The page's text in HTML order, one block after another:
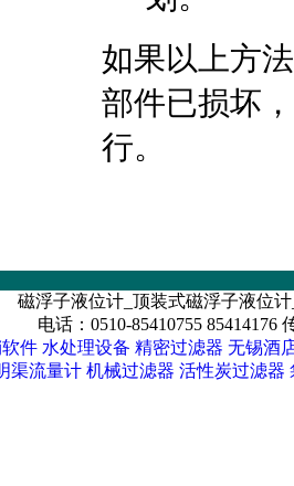
如果以上方
部件已损坏
行。
磁浮子液位计_顶装式磁浮子液位
电话：0510-85410755 85414176
件 水处理设备 精密过滤器 无锡酒
渠流量计 机械过滤器 活性炭过滤器